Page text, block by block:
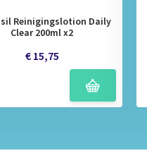
Reinigingslotion Daily
Clear 200ml x2
€ 15,75